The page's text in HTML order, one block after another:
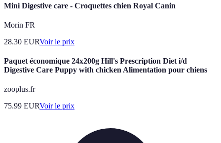
Mini Digestive care - Croquettes chien Royal Canin
Morin FR
28.30 EURVoir le prix
Paquet économique 24x200g Hill's Prescription Diet i/d
Digestive Care Puppy with chicken Alimentation pour chiens
zooplus.fr
75.99 EURVoir le prix